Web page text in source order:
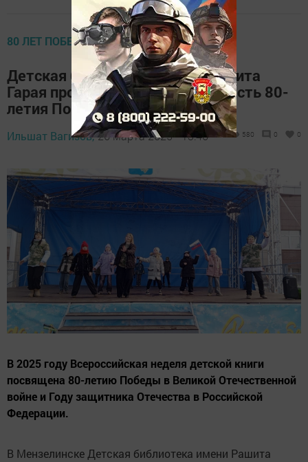
80 ЛЕТ ПОБЕДЫ
Детская библиотека имени Рашита
Гарая провела мероприятие в честь 80-
летия Победы
Ильшат Вагизов, 26 марта 2025 - 13:40 580 0 0
В 2025 году Всероссийская неделя детской книги
посвящена 80-летию Победы в Великой Отечественной
войне и Году защитника Отечества в Российской
Федерации.
В Мензелинске Детская библиотека имени Рашита